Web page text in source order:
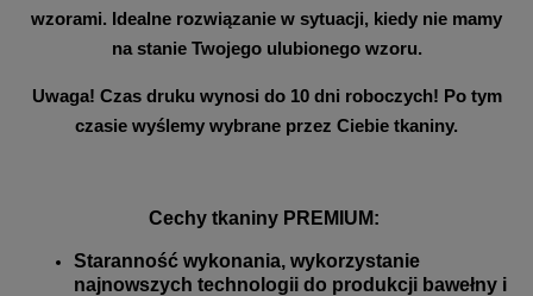
wzorami. Idealne rozwiązanie w sytuacji, kiedy nie mamy
na stanie Twojego ulubionego wzoru.
Uwaga! Czas druku wynosi do 10 dni roboczych! Po tym
czasie wyślemy wybrane przez Ciebie tkaniny.
Cechy tkaniny PREMIUM:
Staranność wykonania, wykorzystanie
najnowszych technologii do produkcji bawełny i